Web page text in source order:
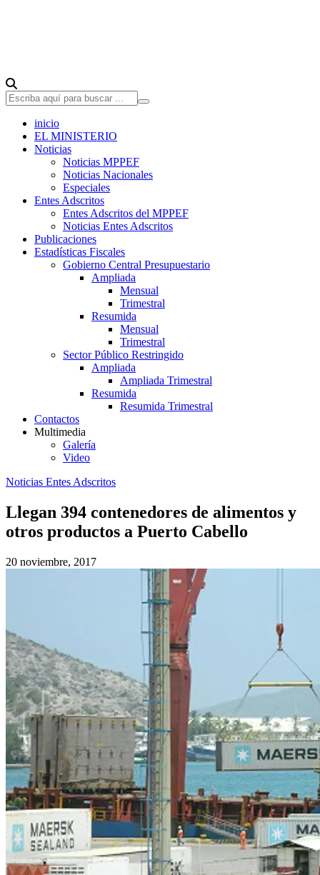
inicio
EL MINISTERIO
Noticias
Noticias MPPEF
Noticias Nacionales
Especiales
Entes Adscritos
Entes Adscritos del MPPEF
Noticias Entes Adscritos
Publicaciones
Estadísticas Fiscales
Gobierno Central Presupuestario
Ampliada
Mensual
Trimestral
Resumida
Mensual
Trimestral
Sector Público Restringido
Ampliada
Ampliada Trimestral
Resumida
Resumida Trimestral
Contactos
Multimedia
Galería
Video
Noticias Entes Adscritos
Llegan 394 contenedores de alimentos y
otros productos a Puerto Cabello
20 noviembre, 2017